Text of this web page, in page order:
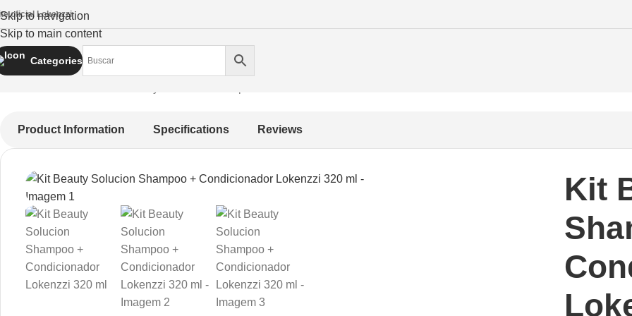
Skip to navigation
Skip to main content
oficial Lokenzzi
Categories
Product Information Specifications Reviews
Kit